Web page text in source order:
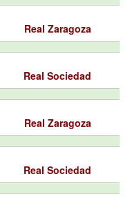
Real Zaragoza
Real Sociedad
Real Zaragoza
Real Sociedad